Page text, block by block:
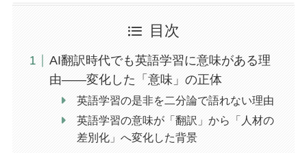
目次
AI翻訳時代でも英語学習に意味がある理
由――変化した「意味」の正体
英語学習の是非を二分論で語れない理由
英語学習の意味が「翻訳」から「人材の
差別化」へ変化した背景